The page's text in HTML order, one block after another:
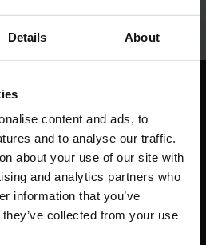
Details About
content and ads, to
and to analyse our traffic.
about your use of our site with
and analytics partners who
information that you’ve
collected from your use
OÜ
Kesklinna linnaosa,